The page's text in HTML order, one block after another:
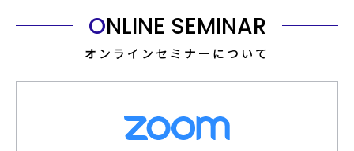
ONLINE SEMINAR
オンラインセミナーについて